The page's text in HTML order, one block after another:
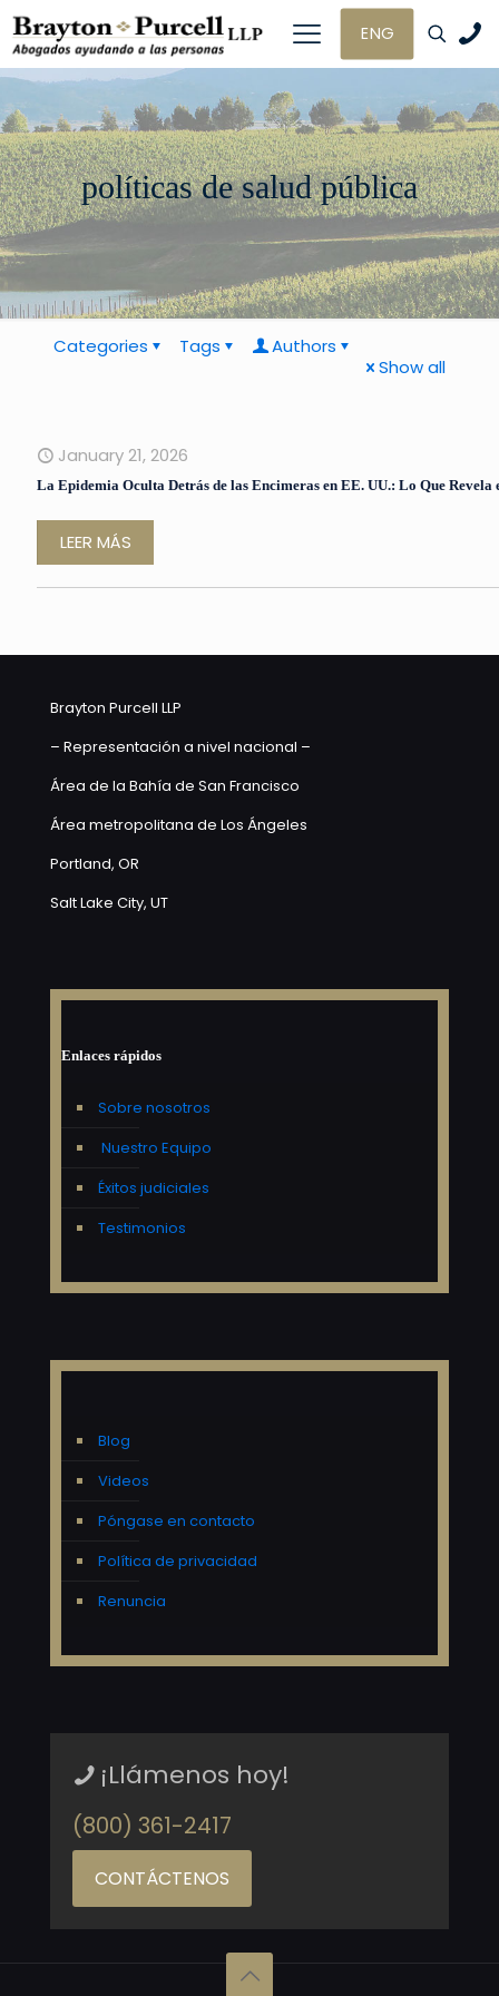
ENG
políticas de salud pública
Categories Tags
Authors
Show all
January 21, 2026
La Epidemia Oculta Detrás de las Encimeras en EE. UU.: Lo Que Revela
LEER MÁS
Brayton Purcell LLP
– Representación a nivel nacional –
Área de la Bahía de San Francisco
Área metropolitana de Los Ángeles
Portland, OR
Salt Lake City, UT
Enlaces rápidos
Sobre nosotros
Nuestro Equipo
Éxitos judiciales
Testimonios
Blog
Videos
Póngase en contacto
Política de privacidad
Renuncia
¡Llámenos hoy!
(800) 361-2417
CONTÁCTENOS